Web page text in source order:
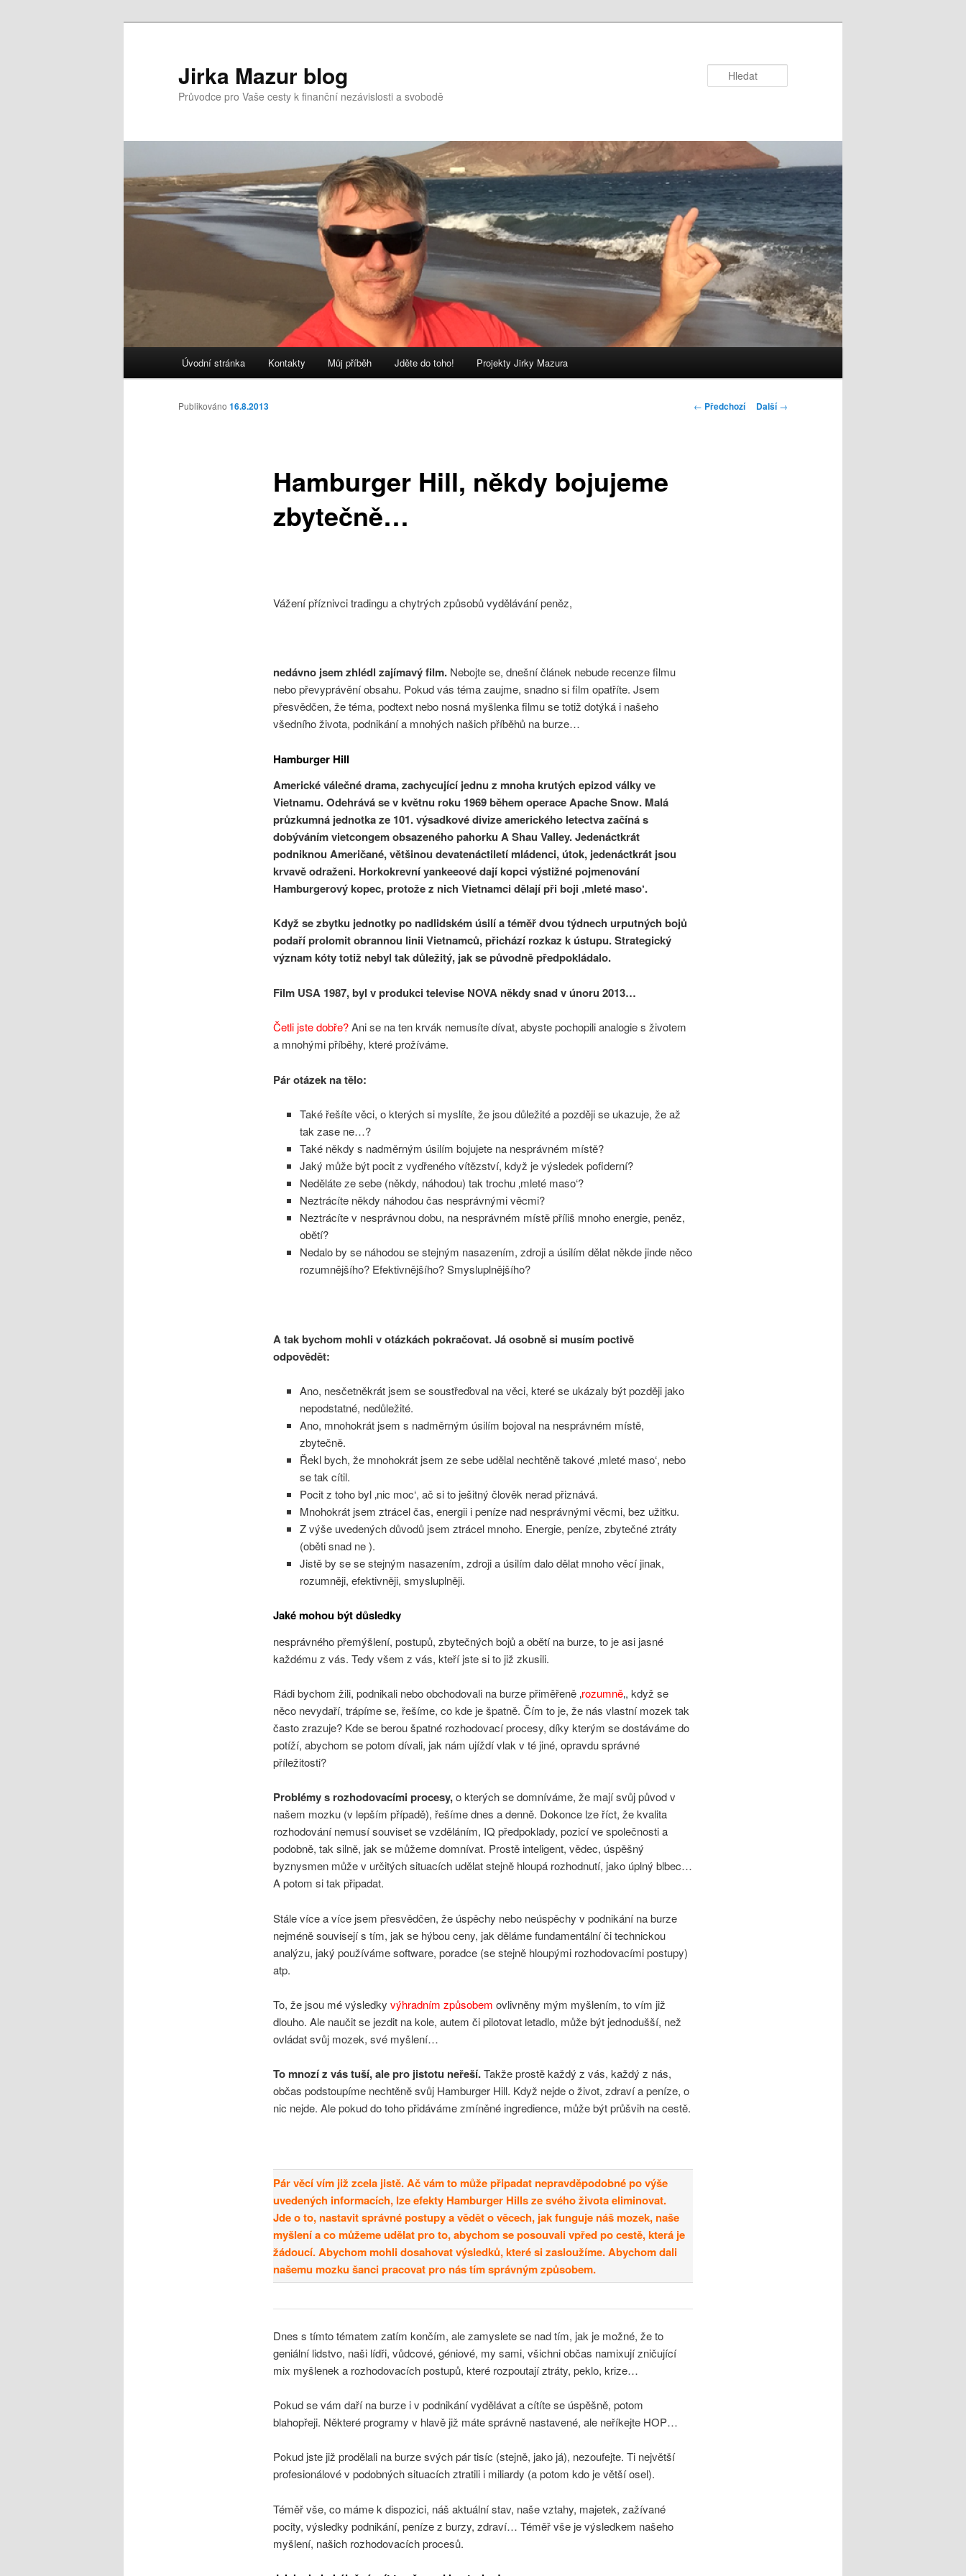
Jirka Mazur blog
Průvodce pro Vaše cesty k finanční nezávislosti a svobodě
Úvodní stránka Kontakty Můj příběh Jděte do toho! Projekty Jirky Mazura
Navigace
← Předchozí Další→
Hamburger Hill, někdy bojujeme
zbytečně…
Publikováno 16.8.2013
Vážení příznivci tradingu a chytrých způsobů vydělávání peněz,
nedávno jsem zhlédl zajímavý film.Nebojte se, dnešní článek nebude recenze filmu
nebo převyprávění obsahu. Pokud vás téma zaujme, snadno si film opatříte. Jsem
přesvědčen, že téma, podtext nebo nosná myšlenka filmu se totiž dotýká i našeho
všedního života, podnikání a mnohých našich příběhů na burze…
Hamburger Hill
Americké válečné drama, zachycující jednu z mnoha krutých epizod války ve
Vietnamu. Odehrává se v květnu roku 1969 během operace Apache Snow. Malá
průzkumná jednotka ze 101. výsadkové divize amerického letectva začíná s
dobýváním vietcongem obsazeného pahorku A Shau Valley. Jedenáctkrát
podniknou Američané, většinou devatenáctiletí mládenci, útok, jedenáctkrát jsou
krvavě odraženi. Horkokrevní yankeeové dají kopci výstižné pojmenování
Hamburgerový kopec, protože z nich Vietnamci dělají při boji ‚mleté maso‘.
Když se zbytku jednotky po nadlidském úsilí a téměř dvou týdnech urputných bojů
podaří prolomit obrannou linii Vietnamců, přichází rozkaz k ústupu. Strategický
význam kóty totiž nebyl tak důležitý, jak se původně předpokládalo.
Film USA 1987, byl v produkci televise NOVA někdy snad v únoru 2013…
Četli jste dobře?Ani se na ten krvák nemusíte dívat, abyste pochopili analogie s životem
a mnohými příběhy, které prožíváme.
Pár otázek na tělo:
Také řešíte věci, o kterých si myslíte, že jsou důležité a později se ukazuje, že až
tak zase ne…?
Také někdy s nadměrným úsilím bojujete na nesprávném místě?
Jaký může být pocit z vydřeného vítězství, když je výsledek pofiderní?
Neděláte ze sebe (někdy, náhodou) tak trochu ‚mleté maso‘?
Neztrácíte někdy náhodou čas nesprávnými věcmi?
Neztrácíte v nesprávnou dobu, na nesprávném místě příliš mnoho energie, peněz,
obětí?
Nedalo by se náhodou se stejným nasazením, zdroji a úsilím dělat někde jinde něco
rozumnějšího? Efektivnějšího? Smysluplnějšího?
A tak bychom mohli v otázkách pokračovat. Já osobně si musím poctivě
odpovědět:
Ano, nesčetněkrát jsem se soustřeďoval na věci, které se ukázaly být později jako
nepodstatné, nedůležité.
Ano, mnohokrát jsem s nadměrným úsilím bojoval na nesprávném místě,
zbytečně.
Řekl bych, že mnohokrát jsem ze sebe udělal nechtěně takové ‚mleté maso‘, nebo
se tak cítil.
Pocit z toho byl ‚nic moc‘, ač si to ješitný člověk nerad přiznává.
Mnohokrát jsem ztrácel čas, energii i peníze nad nesprávnými věcmi, bez užitku.
Z výše uvedených důvodů jsem ztrácel mnoho. Energie, peníze, zbytečné ztráty
(oběti snad ne).
Jistě by se se stejným nasazením, zdroji a úsilím dalo dělat mnoho věcí jinak,
rozumněji, efektivněji, smysluplněji.
Jaké mohou být důsledky
nesprávného přemýšlení, postupů, zbytečných bojů a obětí na burze, to je asi jasné
každému z vás. Tedy všem z vás, kteří jste si to již zkusili.
Rádi bychom žili, podnikali nebo obchodovali na burze přiměřeně ‚rozumně‚, když se
něco nevydaří, trápíme se, řešíme, co kde je špatně. Čím to je, že nás vlastní mozek tak
často zrazuje? Kde se berou špatné rozhodovací procesy, díky kterým se dostáváme do
potíží, abychom se potom dívali, jak nám ujíždí vlak v té jiné, opravdu správné
příležitosti?
Problémy s rozhodovacími procesy,o kterých se domníváme, že mají svůj původ v
našem mozku (v lepším případě), řešíme dnes a denně. Dokonce lze říct, že kvalita
rozhodování nemusí souviset se vzděláním, IQ předpoklady, pozicí ve společnosti a
podobně, tak silně, jak se můžeme domnívat. Prostě inteligent, vědec, úspěšný
byznysmen může v určitých situacích udělat stejně hloupá rozhodnutí, jako úplný blbec…
A potom si tak připadat.
Stále více a více jsem přesvědčen, že úspěchy nebo neúspěchy v podnikání na burze
nejméně souvisejí s tím, jak se hýbou ceny, jak děláme fundamentální či technickou
analýzu, jaký používáme software, poradce (se stejně hloupými rozhodovacími postupy)
atp.
To, že jsou mé výsledky výhradním způsobem ovlivněny mým myšlením, to vím již
dlouho. Ale naučit se jezdit na kole, autem či pilotovat letadlo, může být jednodušší, než
ovládat svůj mozek, své myšlení…
To mnozí z vás tuší, ale pro jistotu neřeší.Takže prostě každý z vás, každý z nás,
občas podstoupíme nechtěně svůj Hamburger Hill. Když nejde o život, zdraví a peníze, o
nic nejde. Ale pokud do toho přidáváme zmíněné ingredience, může být průšvih na cestě.
Pár věcí vím již zcela jistě. Ač vám to může připadat nepravděpodobné po výše
uvedených informacích, lze efekty Hamburger Hills ze svého života eliminovat.
Jde o to, nastavit správné postupy a vědět o věcech, jak funguje náš mozek, naše
myšlení a co můžeme udělat pro to, abychom se posouvali vpřed po cestě, která je
žádoucí. Abychom mohli dosahovat výsledků, které si zasloužíme. Abychom dali
našemu mozku šanci pracovat pro nás tím správným způsobem.
Dnes s tímto tématem zatím končím, ale zamyslete se nad tím, jak je možné, že to
geniální lidstvo, naši lídři, vůdcové, géniové, my sami, všichni občas namixují zničující
mix myšlenek a rozhodovacích postupů, které rozpoutají ztráty, peklo, krize…
Pokud se vám daří na burze i v podnikání vydělávat a cítíte se úspěšně, potom
blahopřeji. Některé programy v hlavě již máte správně nastavené, ale neříkejte HOP…
Pokud jste již prodělali na burze svých pár tisíc (stejně, jako já), nezoufejte. Ti největší
profesionálové v podobných situacích ztratili i miliardy (a potom kdo je větší osel).
Téměř vše, co máme k dispozici, náš aktuální stav, naše vztahy, majetek, zažívané
pocity, výsledky podnikání, peníze z burzy, zdraví… Téměř vše je výsledkem našeho
myšlení, našich rozhodovacích procesů.